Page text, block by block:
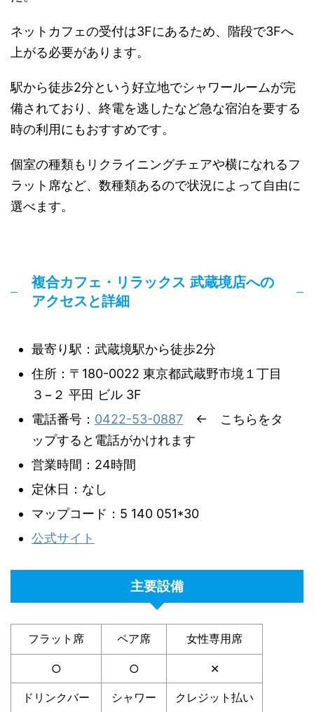
ネットカフェの受付は3Fにあるため、階段で3Fへ
上がる必要があります。
駅から徒歩2分という好立地でシャワールームが完
備されており、終電を逃したなど急な宿泊を要する
時の利用にもおすすめです。
個室の種類もリクライニングチェアや横になれるフ
ラット席など、数種類あるので状況によって自由に
選べます。
複合カフェ・リラックス 武蔵境店への
アクセスと詳細
最寄り駅：武蔵境駅から徒歩2分
住所：〒180-0022 東京都武蔵野市境１丁目
３−２ 平田 ビル 3F
電話番号： 0422-53-0887 ← こちらをタ
ップすると電話がかけれます
営業時間：24時間
定休日：なし
マップコード：5 140 051*30
公式サイト
主要設備
フラット席 ペア席 女性専用席
○ ○ ✕
ドリンクバー シャワー クレジット払い